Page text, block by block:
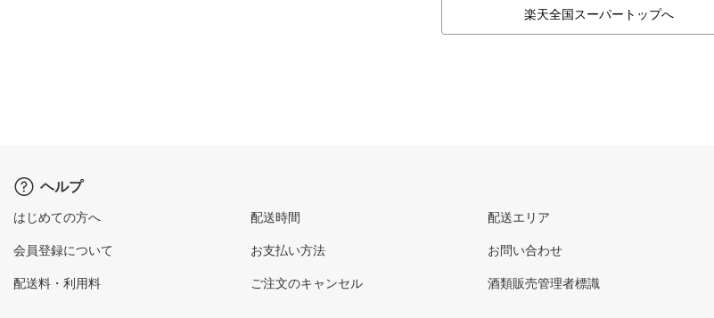
楽天全国スーパートップへ
ヘルプ
はじめての方へ
会員登録について
配送料・利用料
配送時間
お支払い方法
ご注文のキャンセル
配送エリア
お問い合わせ
酒類販売管理者標識